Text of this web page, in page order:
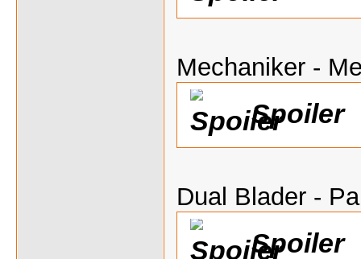
Mechaniker -
Spoiler
Dual Blader -
Spoiler